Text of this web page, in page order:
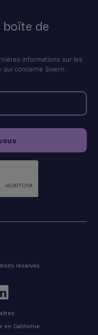
de
informations sur les
concerne Sojern.
réservés
en Californie